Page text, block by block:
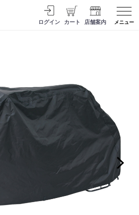
ログイン カート 店舗案内 メニュー